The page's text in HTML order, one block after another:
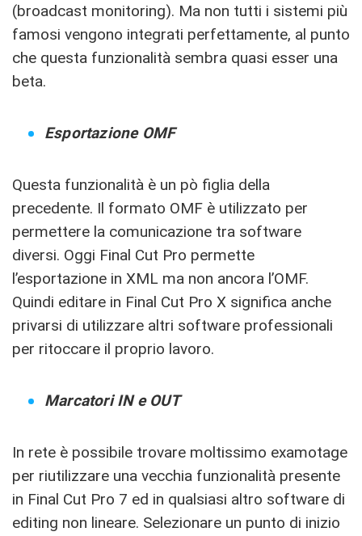
(broadcast monitoring). Ma non tutti i sistemi più
famosi vengono integrati perfettamente, al punto
che questa funzionalità sembra quasi esser una
beta.
Esportazione OMF
Questa funzionalità è un pò figlia della
precedente. Il formato OMF è utilizzato per
permettere la comunicazione tra software
diversi. Oggi Final Cut Pro permette
l’esportazione in XML ma non ancora l’OMF.
Quindi editare in Final Cut Pro X significa anche
privarsi di utilizzare altri software professionali
per ritoccare il proprio lavoro.
Marcatori IN e OUT
In rete è possibile trovare moltissimo examotage
per riutilizzare una vecchia funzionalità presente
in Final Cut Pro 7 ed in qualsiasi altro software di
editing non lineare. Selezionare un punto di inizio